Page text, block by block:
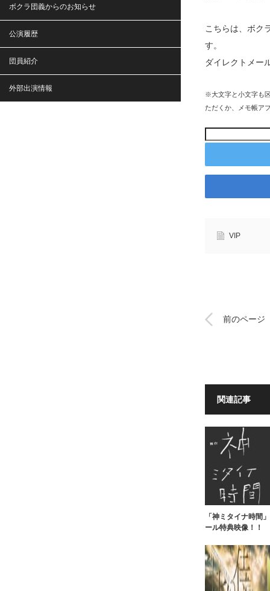
こちらは、ボク
す。
ダイレクトメー
※大文字と小文字も
ただくか、メモ帳ア
VIP
前のページ
関連記事
「神ミタイナ時間
ール特典映像！！
ボクラ団義からのお知らせ
公演履歴
団員紹介
外部出演情報